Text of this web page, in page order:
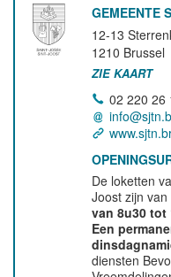
GEMEENTE
12-13
1210 Brussel
ZIE KAART
02 220 26
De loketten
Joost zijn van
van 8u30 tot
Een
diensten